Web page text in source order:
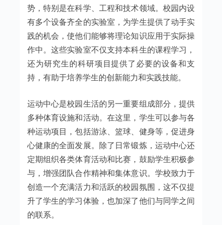
势，特别是在科学、工程和技术领域。校园内设
有多个设备齐全的实验室，为学生提供了动手实
践的机会，使他们能够将理论知识应用于实际操
作中。这些实验室不仅支持本科生的课程学习，
还为研究生的科研项目提供了必要的设备和支
持，有助于培养学生的创新能力和实践技能。
运动中心是校园生活的另一重要组成部分，提供
多种体育设施和活动。在这里，学生可以参与各
种运动项目，包括游泳、篮球、健身等，促进身
心健康的全面发展。除了日常锻炼，运动中心还
定期组织各类体育活动和比赛，鼓励学生积极参
与，增强团队合作精神和集体意识。学校致力于
创造一个充满活力和活跃的校园氛围，这不仅提
升了学生的学习体验，也加深了他们与同学之间
的联系。